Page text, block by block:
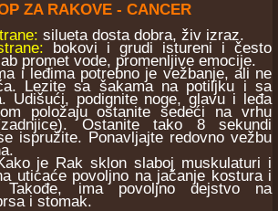
ZA RAKOVE - CANCER
silueta dosta dobra, živ izraz.
bokovi i grudi istureni i često
promet vode, promenljive emocije.
i leđima potrebno je vežbanje, ali ne
Lezite sa šakama na potiljku i sa
Udišući, podignite noge, glavu i leđa
položaju ostanite sedeći na vrhu
Ostanite tako 8 sekundi
ispružite. Ponavljajte redovno vežbu
je Rak sklon slaboj muskulaturi i
uticaće povoljno na jačanje kostura i
Takođe, ima povoljno dejstvo na
i stomak.